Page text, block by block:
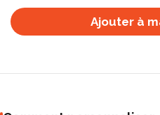
Ajouter à